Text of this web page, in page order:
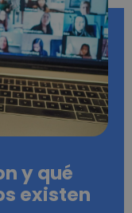
y qué
existen